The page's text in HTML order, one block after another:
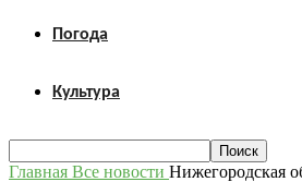
Погода
Культура
Главная Все новости Нижегородская